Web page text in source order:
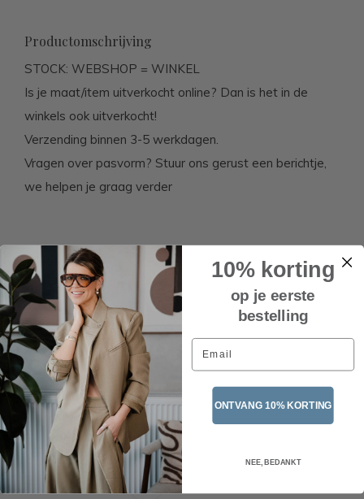
Productomschrijving
STOCK: WEBSHOP = WINKEL
Is je maat/item uitverkocht online? Dan is het in de
winkels ook uitverkocht!
Verzending binnen 3-5 werkdagen.
Vragen over pasvorm? Stuur ons gerust een berichtje,
we helpen je graag verder
Related articles 10% korting
op je eerste
bestelling
Email
ONTVANG 10% KORTING
NEE, BEDANKT